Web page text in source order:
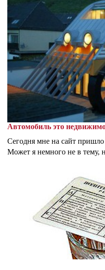
Автомобиль это
Сегодня мне на сайт
Может я немного не в тему,